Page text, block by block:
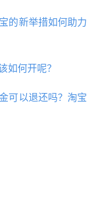
的新举措如何助力
如何开呢？
可以退还吗？淘宝